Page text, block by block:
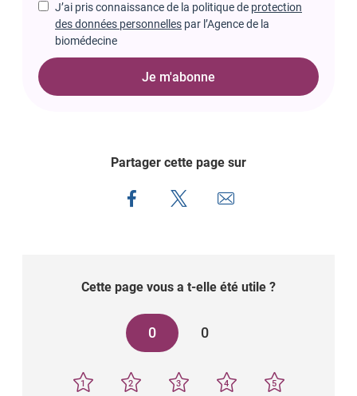
J’ai pris connaissance de la politique de protection
des données personnelles par l’Agence de la
biomédecine
Je m'abonne
Partager cette page sur
Cette page vous a t-elle été utile ?
0 0
1
2
3
4
5